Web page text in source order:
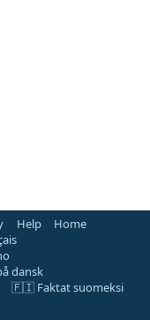
Help
Home
dansk
🇫🇮 Faktat suomeksi